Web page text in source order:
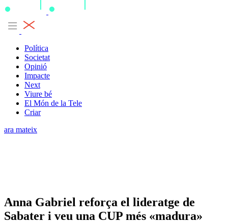
Política
Societat
Opinió
Impacte
Next
Viure bé
El Món de la Tele
Criar
ara mateix
Anna Gabriel reforça el lideratge de
Sabater i veu una CUP més «madura»